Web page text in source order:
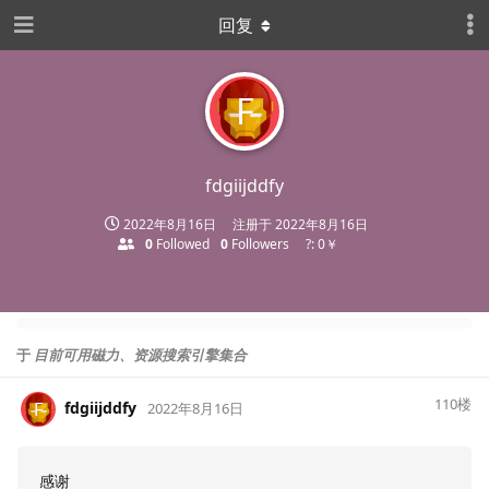
F
fdgiijddfy
2022年8月16日 注册于2022年8月16日
0 Followed 0 Followers ?: 0￥
回复
于 目前可用磁力、资源搜索引擎集合
F fdgiijddfy 2022年8月16日 110楼
感谢